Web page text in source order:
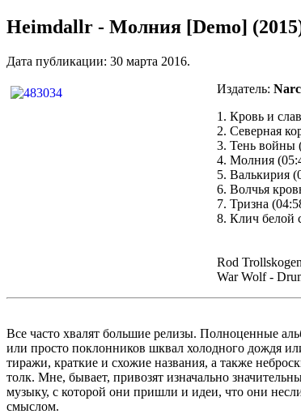
Heimdallr - Молния [Demo]
Дата публикации: 30 марта 2016.
Издатель:
1. Кровь и
2. Северная
3. Тень войны
4. Молния
5. Валькирия
6. Волчья
7. Тризна
8. Клич белой
Rod
War Wolf -
Все часто хвалят большие релизы. Полноценные
или просто поклонников шквал холодного дождя
тиражи, краткие и схожие названия, а также
толк. Мне, бывает, привозят изначально
музыку, с которой они пришли и идеи, что они
смыслом.